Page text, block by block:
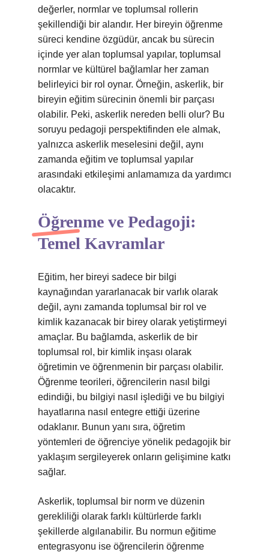
değerler, normlar ve toplumsal rollerin
şekillendiği bir alandır. Her bireyin öğrenme
süreci kendine özgüdür, ancak bu sürecin
içinde yer alan toplumsal yapılar, toplumsal
normlar ve kültürel bağlamlar her zaman
belirleyici bir rol oynar. Örneğin, askerlik, bir
bireyin eğitim sürecinin önemli bir parçası
olabilir. Peki, askerlik nereden belli olur? Bu
soruyu pedagoji perspektifinden ele almak,
yalnızca askerlik meselesini değil, aynı
zamanda eğitim ve toplumsal yapılar
arasındaki etkileşimi anlamamıza da yardımcı
olacaktır.
Öğrenme ve Pedagoji:
Temel Kavramlar
Eğitim, her bireyi sadece bir bilgi
kaynağından yararlanacak bir varlık olarak
değil, aynı zamanda toplumsal bir rol ve
kimlik kazanacak bir birey olarak yetiştirmeyi
amaçlar. Bu bağlamda, askerlik de bir
toplumsal rol, bir kimlik inşası olarak
öğretimin ve öğrenmenin bir parçası olabilir.
Öğrenme teorileri, öğrencilerin nasıl bilgi
edindiği, bu bilgiyi nasıl işlediği ve bu bilgiyi
hayatlarına nasıl entegre ettiği üzerine
odaklanır. Bunun yanı sıra, öğretim
yöntemleri de öğrenciye yönelik pedagojik bir
yaklaşım sergileyerek onların gelişimine katkı
sağlar.
Askerlik, toplumsal bir norm ve düzenin
gerekliliği olarak farklı kültürlerde farklı
şekillerde algılanabilir. Bu normun eğitime
entegrasyonu ise öğrencilerin öğrenme